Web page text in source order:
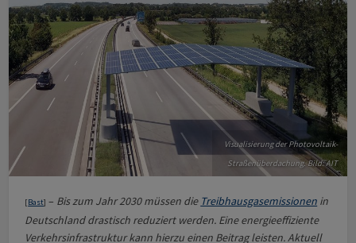
Visualisierung der Photovoltaik-
Straßenüberdachung. Bild: AIT
[Bast] – Bis zum Jahr 2030 müssen die Treibhausgasemissionen in
Deutschland drastisch reduziert werden. Eine energieeffiziente
Verkehrsinfrastruktur kann hierzu einen Beitrag leisten. Aktuell